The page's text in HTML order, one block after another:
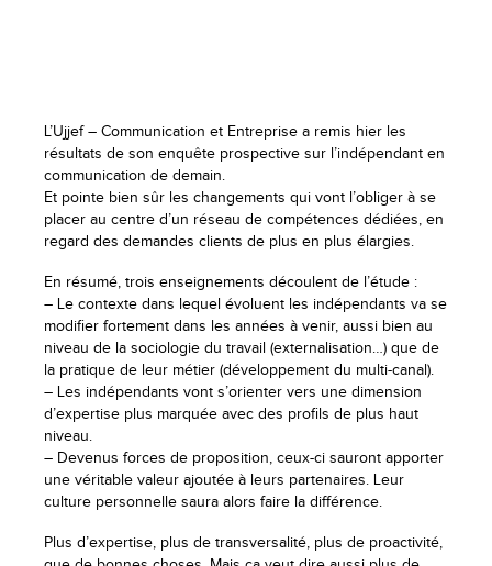
L’Ujjef – Communication et Entreprise a remis hier les
résultats de son enquête prospective sur l’indépendant en
communication de demain.
Et pointe bien sûr les changements qui vont l’obliger à se
placer au centre d’un réseau de compétences dédiées, en
regard des demandes clients de plus en plus élargies.
En résumé, trois enseignements découlent de l’étude :
– Le contexte dans lequel évoluent les indépendants va se
modifier fortement dans les années à venir, aussi bien au
niveau de la sociologie du travail (externalisation…) que de
la pratique de leur métier (développement du multi-canal).
– Les indépendants vont s’orienter vers une dimension
d’expertise plus marquée avec des profils de plus haut
niveau.
– Devenus forces de proposition, ceux-ci sauront apporter
une véritable valeur ajoutée à leurs partenaires. Leur
culture personnelle saura alors faire la différence.
Plus d’expertise, plus de transversalité, plus de proactivité,